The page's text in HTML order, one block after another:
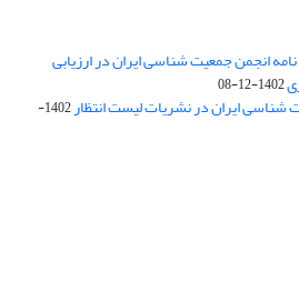
انجمن جمعیت شناسی ایران در ارزیابی
1402-12-08
شناسی ایران در نشریات لیست انتظار
1402-